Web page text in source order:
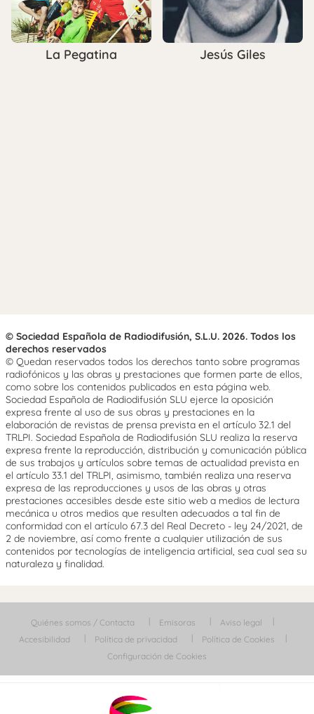
La Pegatina Jesús Giles
© Sociedad Española de Radiodifusión, S.L.U. 2026. Todos los
derechos reservados
© Quedan reservados todos los derechos tanto sobre programas
radiofónicos y las obras y prestaciones que formen parte de ellos,
como sobre los contenidos publicados en esta página web.
Sociedad Española de Radiodifusión SLU ejerce la oposición
expresa frente al uso de sus obras y prestaciones en la
elaboración de revistas de prensa prevista en el artículo 32.1 del
TRLPI. Sociedad Española de Radiodifusión SLU realiza la reserva
expresa frente la reproducción, distribución y comunicación pública
de sus trabajos y artículos sobre temas de actualidad prevista en
el artículo 33.1 del TRLPI, asimismo, también realiza una reserva
expresa de las reproducciones y usos de las obras y otras
prestaciones accesibles desde este sitio web a medios de lectura
mecánica u otros medios que resulten adecuados a tal fin de
conformidad con el artículo 67.3 del Real Decreto - ley 24/2021, de
2 de noviembre, así como frente a cualquier utilización de sus
contenidos por tecnologías de inteligencia artificial, sea cual sea su
naturaleza y finalidad.
Quiénes somos / Contacta Emisoras
Aviso legal
Accesibilidad
Política de privacidad
Política de Cookies
Configuración de Cookies